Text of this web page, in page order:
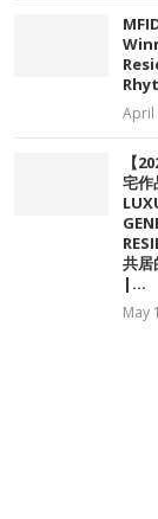
EDITOR’S
April
【
宅作
共居
|...
May